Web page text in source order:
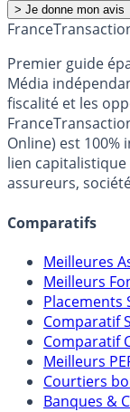
France
Premier guide
Média
fiscalité et les
Online) est 100%
lien
assureurs,
Comparatifs
Meilleures
Meilleurs
Placements
Comparatif
Comparatif
Meilleurs
Courtiers
Banques &